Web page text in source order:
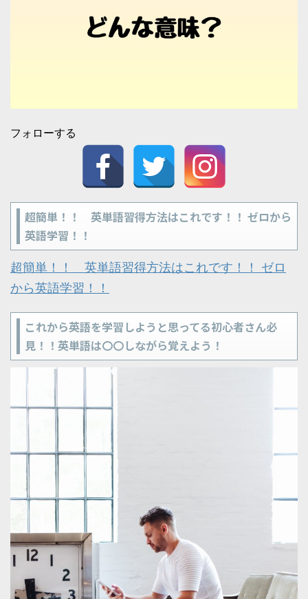
フォローする
超簡単！！ 英単語習得方法はこれです！！ ゼロから
英語学習！！
超簡単！！ 英単語習得方法はこれです！！ ゼロ
から英語学習！！
これから英語を学習しようと思ってる初心者さん必
見！！英単語は〇〇しながら覚えよう！